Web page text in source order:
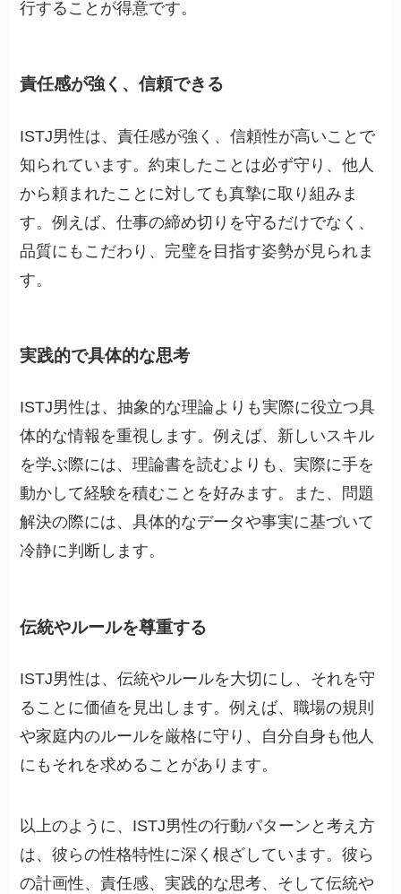
行することが得意です。
責任感が強く、信頼できる
ISTJ男性は、責任感が強く、信頼性が高いことで
知られています。約束したことは必ず守り、他人
から頼まれたことに対しても真摯に取り組みま
す。例えば、仕事の締め切りを守るだけでなく、
品質にもこだわり、完璧を目指す姿勢が見られま
す。
実践的で具体的な思考
ISTJ男性は、抽象的な理論よりも実際に役立つ具
体的な情報を重視します。例えば、新しいスキル
を学ぶ際には、理論書を読むよりも、実際に手を
動かして経験を積むことを好みます。また、問題
解決の際には、具体的なデータや事実に基づいて
冷静に判断します。
伝統やルールを尊重する
ISTJ男性は、伝統やルールを大切にし、それを守
ることに価値を見出します。例えば、職場の規則
や家庭内のルールを厳格に守り、自分自身も他人
にもそれを求めることがあります。
以上のように、ISTJ男性の行動パターンと考え方
は、彼らの性格特性に深く根ざしています。彼ら
の計画性、責任感、実践的な思考、そして伝統や